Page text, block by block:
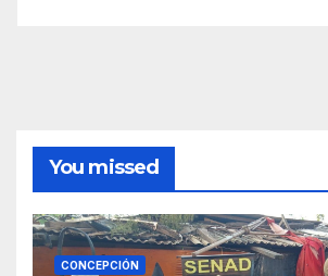
You missed
CONCEPCIÓN